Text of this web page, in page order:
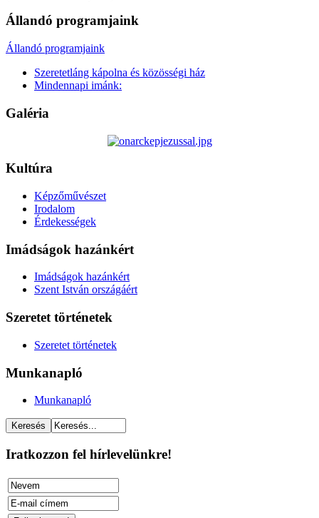
Állandó programjaink
Állandó programjaink
Szeretetláng kápolna és közösségi ház
Mindennapi imánk:
Galéria
Kultúra
Képzőművészet
Irodalom
Érdekességek
Imádságok hazánkért
Imádságok hazánkért
Szent István országáért
Szeretet történetek
Szeretet történetek
Munkanapló
Munkanapló
Iratkozzon fel hírlevelünkre!